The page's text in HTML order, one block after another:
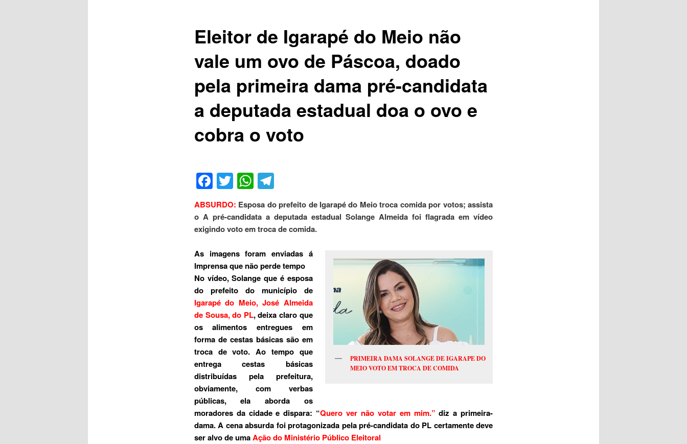
Eleitor de Igarapé do Meio não
vale um ovo de Páscoa, doado
pela primeira dama pré-candidata
a deputada estadual doa o ovo e
cobra o voto
Facebook
TwitterWhatsApp
Telegram
ABSURDO: Esposa do prefeito de Igarapé do Meio troca comida por votos; assista
o A pré-candidata a deputada estadual Solange Almeida foi flagrada em vídeo
exigindo voto em troca de comida.
PRIMEIRA DAMA SOLANGE DE IGARAPE DO
MEIO VOTO EM TROCA DE COMIDA
As imagens foram enviadas á
Imprensa que não perde tempo
No vídeo, Solange que é esposa
do prefeito do município de
Igarapé do Meio, José Almeida
de Sousa, do PL, deixa claro que
os alimentos entregues em
forma de cestas básicas são em
troca de voto. Ao tempo que
entrega cestas básicas
distribuídas pela prefeitura,
obviamente, com verbas
públicas, ela aborda os
moradores da cidade e dispara: “Quero ver não votar em mim.” diz a primeira-
dama. A cena absurda foi protagonizada pela pré-candidata do PL certamente deve
ser alvo de umaAção do Ministério Público Eleitoral